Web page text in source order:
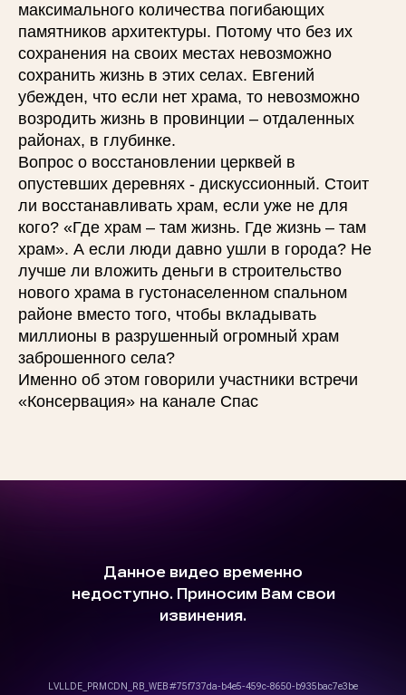
максимального количества погибающих
памятников архитектуры. Потому что без их
сохранения на своих местах невозможно
сохранить жизнь в этих селах. Евгений
убежден, что если нет храма, то невозможно
возродить жизнь в провинции – отдаленных
районах, в глубинке.
Вопрос о восстановлении церквей в
опустевших деревнях - дискуссионный. Стоит
ли восстанавливать храм, если уже не для
кого? «Где храм – там жизнь. Где жизнь – там
храм». А если люди давно ушли в города? Не
лучше ли вложить деньги в строительство
нового храма в густонаселенном спальном
районе вместо того, чтобы вкладывать
миллионы в разрушенный огромный храм
заброшенного села?
Именно об этом говорили участники встречи
«Консервация» на канале Спас